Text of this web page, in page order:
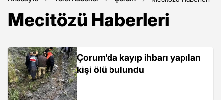
Mecitözü Haberleri
Çorum'da kayıp ihbarı yapılan
kişi ölü bulundu